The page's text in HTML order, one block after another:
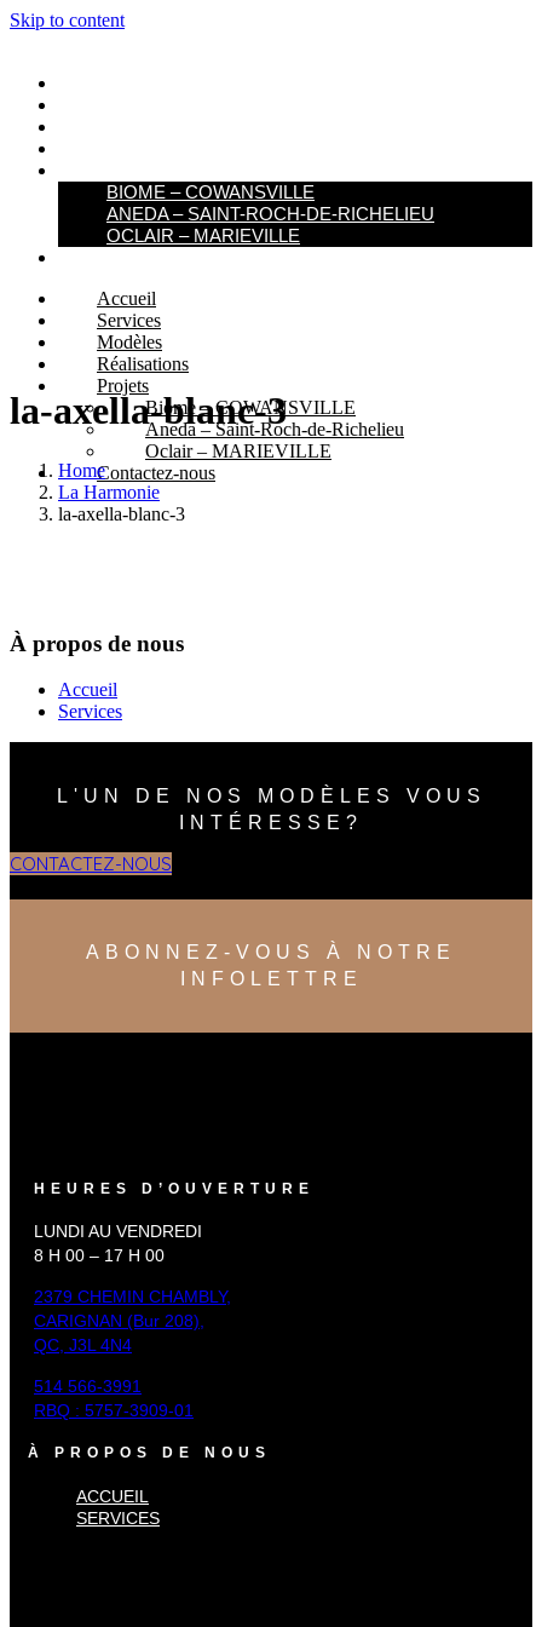
Skip to content
BIOME – COWANSVILLE​
ANEDA – SAINT-ROCH-DE-RICHELIEU
OCLAIR – MARIEVILLE
Accueil
Services
Modèles
Réalisations
Projets
Biome – COWANSVILLE​
Aneda – Saint-Roch-de-Richelieu
Oclair – MARIEVILLE
Contactez-nous
la-axella-blanc-3
Home
La Harmonie
la-axella-blanc-3
À propos de nous
Accueil
Services
L'UN DE NOS MODÈLES VOUS
INTÉRESSE?
CONTACTEZ-NOUS
ABONNEZ-VOUS À NOTRE
INFOLETTRE
HEURES D’OUVERTURE
LUNDI AU VENDREDI
8 H 00 – 17 H 00
2379 CHEMIN CHAMBLY,
CARIGNAN (Bur 208),
QC, J3L 4N4
514 566-3991
RBQ : 5757-3909-01
À PROPOS DE NOUS
ACCUEIL
SERVICES